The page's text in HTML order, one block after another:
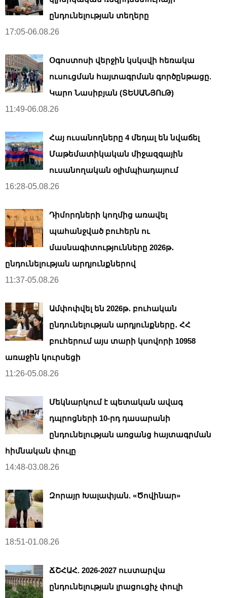
ընդունելության տեղերը
17:05-06.08.26
Օգոստոսի վերջին կսկսվի հեռակա
ուսուցման հայտագրման գործընթացը.
Կարո Նասիբյան (ՏԵՍԱՆՅՈւԹ)
11:49-06.08.26
Հայ ուսանողները 4 մեդալ են նվաճել
Մաթեմատիկական միջազգային
ուսանողական օլիմպիադայում
16:28-05.08.26
Դիմորդների կողմից առավել
պահանջված բուհերն ու
մասնագիտությունները 2026թ․
ընդունելության արդյունքներով
11:37-05.08.26
Ամփոփվել են 2026թ․ բուհական
ընդունելության արդյունքները․ ՀՀ
բուհերում այս տարի կսովորի 10958
առաջին կուրսեցի
11:26-05.08.26
Մեկնարկում է պետական ավագ
դպրոցների 10-րդ դասարանի
ընդունելության առցանց հայտագրման
հիմնական փուլը
14:48-03.08.26
Զորայր Խալափյան. «Ծովինար»
18:51-01.08.26
ՃՇՀԱՀ. 2026-2027 ուստարվա
ընդունելության լրացուցիչ փուլի